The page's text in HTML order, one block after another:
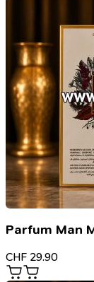
Parfum Man
CHF 29.90